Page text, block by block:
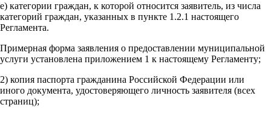
е) категории граждан, к которой относится заявитель, из числа
категорий граждан, указанных в пункте 1.2.1 настоящего
Регламента.
Примерная форма заявления о предоставлении муниципальной
услуги установлена приложением 1 к настоящему Регламенту;
2) копия паспорта гражданина Российской Федерации или
иного документа, удостоверяющего личность заявителя (всех
страниц);